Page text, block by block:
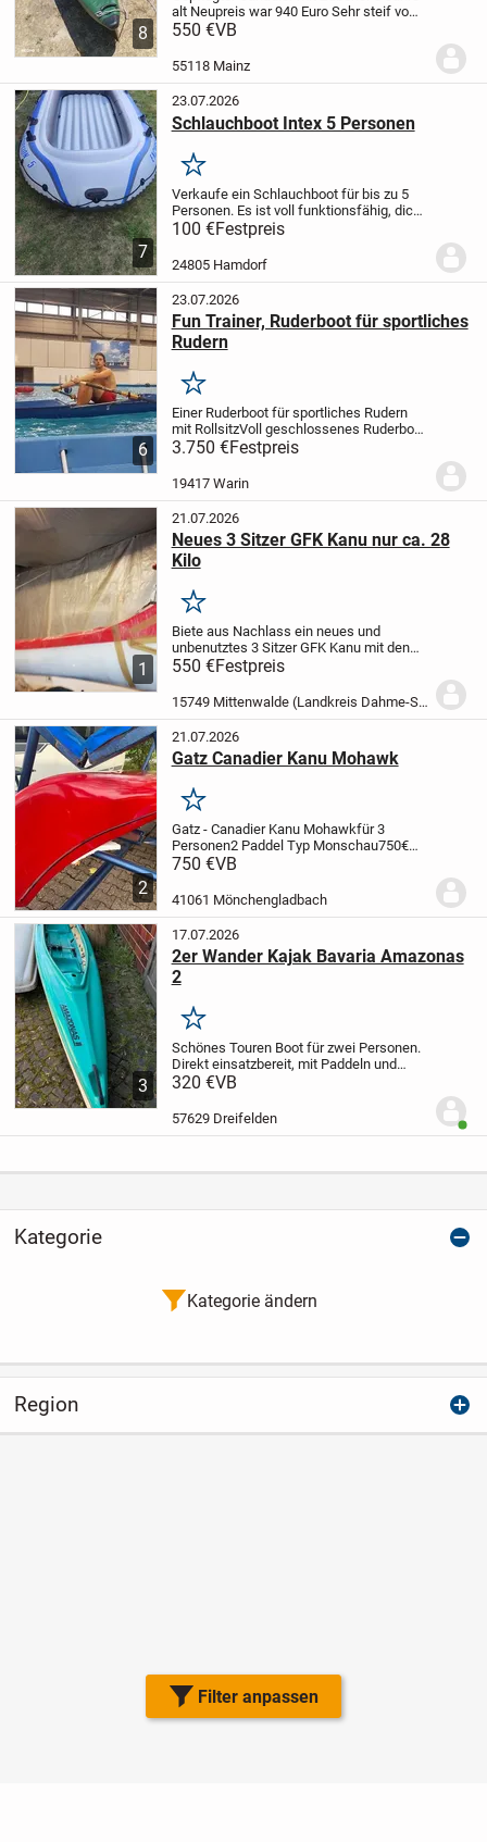
Filter anpassen
8
alt Neupreis war 940 Euro Sehr steif vom
der Beschaffenheit wird auf 9.5 Bar
oft gefahren innerhalb der 3
550 €VB
55118 Mainz
7
23.07.2026
Schlauchboot Intex 5 Personen
Merken
Verkaufe ein Schlauchboot für bis zu 5
Personen. Es ist voll funktionsfähig, dicht
und hat keine Löcher.
AußenborderHalterung für den
AußenborderPaddel
muss...
100 €Festpreis
24805 Hamdorf
6
23.07.2026
Fun Trainer, Ruderboot für sportliches
Rudern
Merken
Einer Ruderboot für sportliches Rudern
mit RollsitzVoll geschlossenes Ruderboot,
wartungsarm, robust, pflegeleicht,
kippstabil. Durch seinen großen
Luftkasten ist das Boot unsinkbar.
3.750 €Festpreis
19417 Warin
1
21.07.2026
Neues 3 Sitzer GFK Kanu nur ca. 28
Kilo
Merken
Biete aus Nachlass ein neues und
unbenutztes 3 Sitzer GFK Kanu mit den
Maßen von ca. 4,10 x 0,83 Meter.
ausschließlich per Telefon 01521
7234093
550 €Festpreis
15749 Mittenwalde (Landkreis Dahme-Spreewald)
2
21.07.2026
Gatz Canadier Kanu Mohawk
Merken
Gatz - Canadier Kanu Mohawkfür 3
Personen2 Paddel Typ Monschau750€
VHB Der Verkauf erfolgt unter
Sachmängelhaftung.Barzahlung bei
750 €VB
41061 Mönchengladbach
3
17.07.2026
2er Wander Kajak Bavaria Amazonas
2
Merken
Schönes Touren Boot für zwei Personen.
Direkt einsatzbereit, mit Paddeln und
Rückenlehnen.
schön geradeaus, von daher habe ich
320 €VB
57629 Dreifelden
Kategorie
Kategorie ändern
Region